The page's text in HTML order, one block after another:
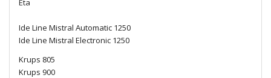
Eta
Ide Line Mistral Automatic 1250
Ide Line Mistral Electronic 1250
Krups 805
Krups 900